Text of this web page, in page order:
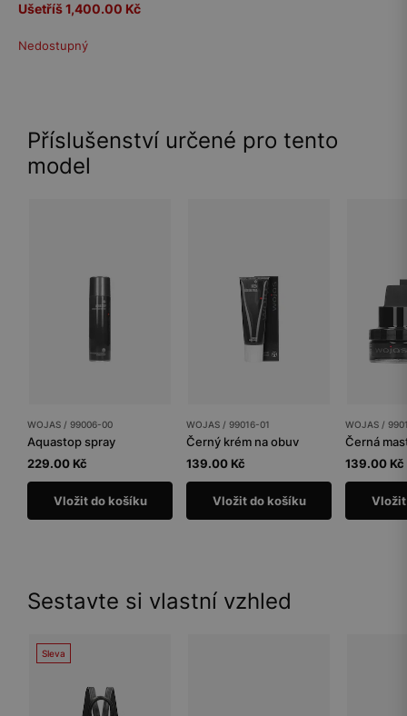
Ušetříš 1,400.00 Kč
Nedostupný
Příslušenství určené pro tento
model
WOJAS / 99006-00
Aquastop spray
229.00 Kč
Vložit do košíku
WOJAS / 99016-01
Černý krém na obuv
139.00 Kč
Vložit do košíku
WOJAS /
Černá
139.00 Kč
Sestavte si vlastní vzhled
Sleva